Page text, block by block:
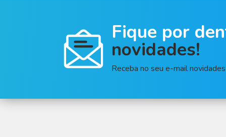
Fique por
novidades!
Receba no seu e-mail